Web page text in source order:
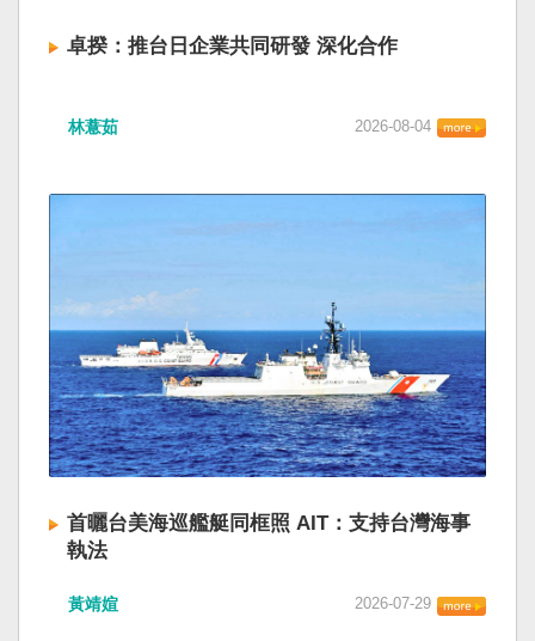
卓揆：推台日企業共同研發 深化合作
林薏茹 2026-08-04
首曬台美海巡艦艇同框照 AIT：支持台灣海事
執法
黃靖媗 2026-07-29